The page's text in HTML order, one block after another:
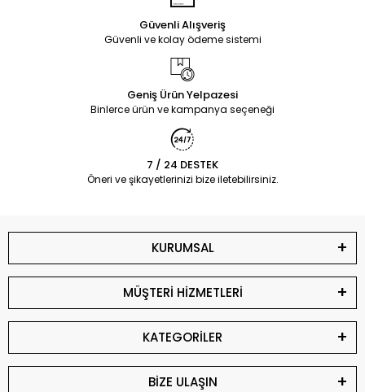
Güvenli Alışveriş
Güvenli ve kolay ödeme sistemi
Geniş Ürün Yelpazesi
Binlerce ürün ve kampanya seçeneği
7 / 24 DESTEK
Öneri ve şikayetlerinizi bize iletebilirsiniz.
KURUMSAL
MÜŞTERİ HİZMETLERİ
KATEGORİLER
BİZE ULAŞIN